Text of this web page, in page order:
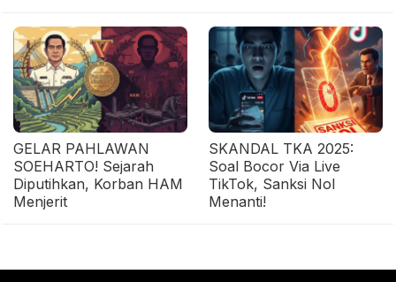
GELAR PAHLAWAN
SOEHARTO! Sejarah
Diputihkan, Korban HAM
Menjerit
SKANDAL TKA 2025:
Soal Bocor Via Live
TikTok, Sanksi Nol
Menanti!